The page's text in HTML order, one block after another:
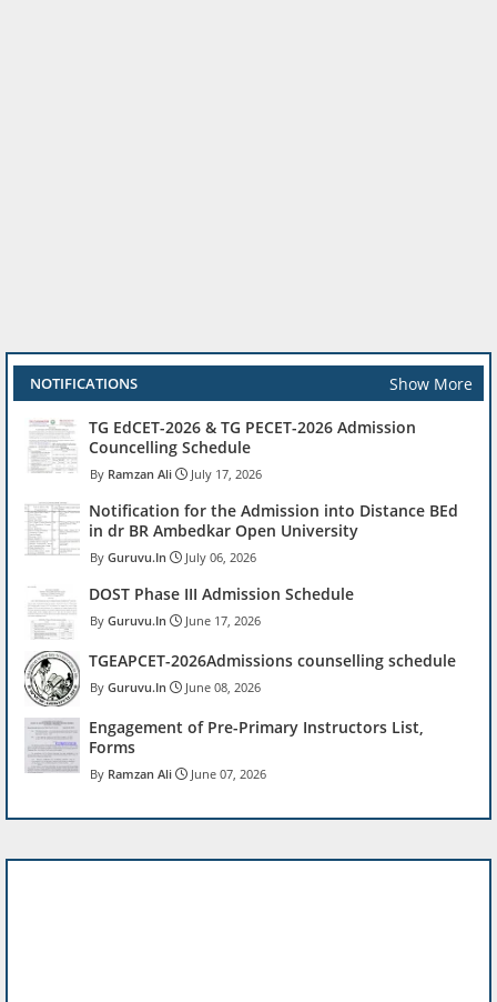
NOTIFICATIONS Show More
TG EdCET-2026 & TG PECET-2026 Admission
Councelling Schedule
Ramzan Ali July 17, 2026
Notification for the Admission into Distance BEd
in dr BR Ambedkar Open University
Guruvu.In July 06, 2026
DOST Phase III Admission Schedule
Guruvu.In June 17, 2026
TGEAPCET-2026Admissions counselling schedule
Guruvu.In June 08, 2026
Engagement of Pre-Primary Instructors List,
Forms
Ramzan Ali June 07, 2026